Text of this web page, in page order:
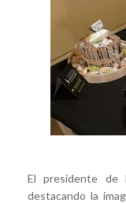
El presidente de
destacando la